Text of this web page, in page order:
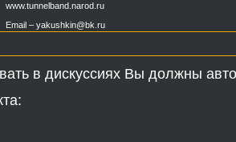
www.tunnelband.narod.ru
Email – yakushkin@bk.ru
в дискуссиях Вы должны